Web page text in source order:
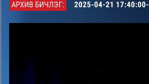
АРХИВ БИЧЛЭГ: 2025-04-21 17:40:00-